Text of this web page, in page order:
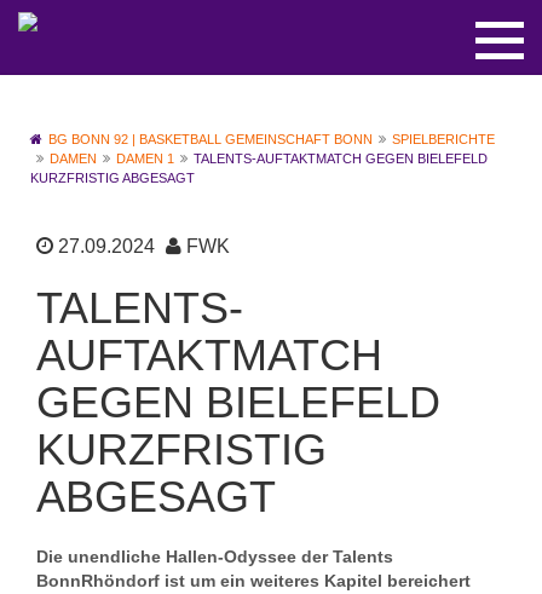
BG BONN 92 | BASKETBALL GEMEINSCHAFT BONN
SPIELBERICHTE
DAMEN
DAMEN 1
TALENTS-AUFTAKTMATCH GEGEN BIELEFELD
KURZFRISTIG ABGESAGT
27.09.2024 FWK
TALENTS-
AUFTAKTMATCH
GEGEN BIELEFELD
KURZFRISTIG
ABGESAGT
Die unendliche Hallen-Odyssee der Talents
BonnRhöndorf ist um ein weiteres Kapitel bereichert